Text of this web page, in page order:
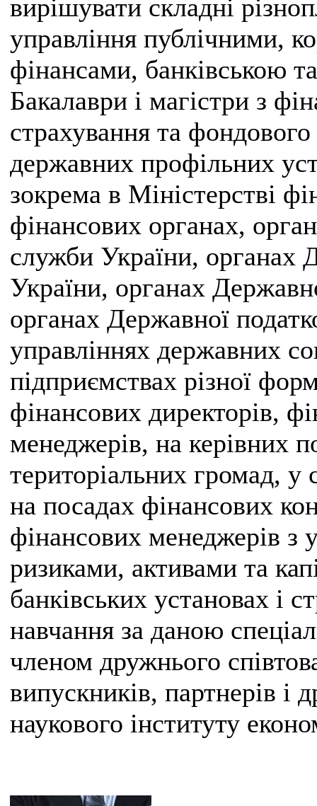
вирішувати складні
управління публічними,
фінансами, банківською
Бакалаври і магістри з
страхування та
державних профільних
зокрема в Міністерстві
фінансових органах,
служби України, органах
України, органах
органах Державної
управліннях державних
підприємствах різної
фінансових директорів,
менеджерів, на керівних
територіальних громад, у
на посадах фінансових
фінансових менеджерів з
ризиками, активами та
банківських установах і
навчання за даною
членом дружнього
випускників, партнерів і
наукового інституту